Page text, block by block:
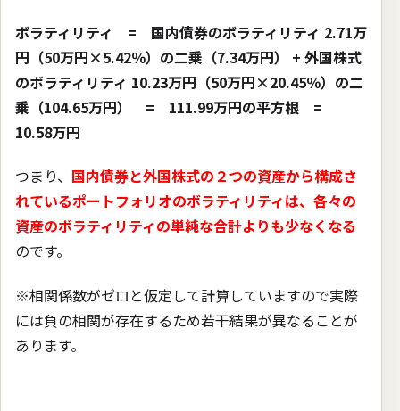
ボラティリティ = 国内債券のボラティリティ 2.71万
円（50万円×5.42％）の二乗（7.34万円） + 外国株式
のボラティリティ 10.23万円（50万円×20.45％）の二
乗（104.65万円） = 111.99万円の平方根 =
10.58万円
つまり、 国内債券と外国株式の２つの資産から構成さ
れているポートフォリオのボラティリティは、各々の
資産のボラティリティの単純な合計よりも少なくなる
のです。
※相関係数がゼロと仮定して計算していますので実際
には負の相関が存在するため若干結果が異なることが
あります。